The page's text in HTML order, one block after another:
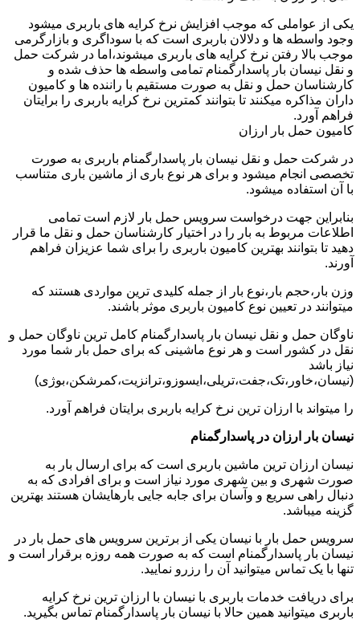
یکی از عواملی که موجب افزایش نرخ کرایه های باربری میشود
وجود واسطه ها و دلالان باربری است که با سوداگری و بازارگرمی
موجب بالا رفتن نرخ کرایه های باربری میشوند،اما در شرکت حمل
و نقل نیسان بار پاسدارگمنام تمامی واسطه ها حذف شده و
کارشناسان حمل و نقل به صورت مستقیم با راننده ها و کامیون
داران مذاکره میکنند تا بتوانند کمترین نرخ کرایه باربری را برایتان
فراهم آورد.
کامیون حمل بار ارزان
در شرکت حمل و نقل نیسان بار پاسدارگمنام باربری به صورت
تخصصی انجام میشود و برای هر نوع باری از ماشین باری متناسب
با آن استفاده میشود.
بنابراین جهت درخواست سرویس حمل بار لازم است تمامی
اطلاعات مربوط به بار را در اختیار کارشناسان حمل و نقل ما قرار
دهید تا بتوانند بهترین کامیون باربری را برای شما عزیزان فراهم
آورند.
وزن بار،حجم بار،نوع بار از جمله کلیدی ترین مواردی هستند که
میتوانند در تعیین نوع کامیون باربری موثر باشند.
ناوگان حمل و نقل نیسان بار پاسدارگمنام کامل ترین ناوگان حمل و
نقل در کشور است و هر نوع ماشینی که برای حمل بار شما مورد
نیاز باشد
(نیسان،خاور،تک،جفت،تریلی،ایسوزو،ترانزیت،کمرشکن،بوژی)
را میتواند با ارزان ترین نرخ کرایه باربری برایتان فراهم آورد.
نیسان بار ارزان در پاسدارگمنام
نیسان ارزان ترین ماشین باربری است که برای ارسال بار به
صورت شهری و بین شهری مورد نیاز است و برای افرادی که به
دنبال راهی سریع و وآسان برای جابه جایی بارهایشان هستند بهترین
گزینه میباشد.
سرویس حمل بار با نیسان یکی از برترین سرویس های حمل بار در
نیسان بار پاسدارگمنام است که به صورت همه روزه برقرار است و
تنها با یک تماس میتوانید آن را رزرو نمایید.
برای دریافت خدمات باربری با نیسان با ارزان ترین نرخ کرایه
باربری میتوانید همین حالا با نیسان بار پاسدارگمنام تماس بگیرید.